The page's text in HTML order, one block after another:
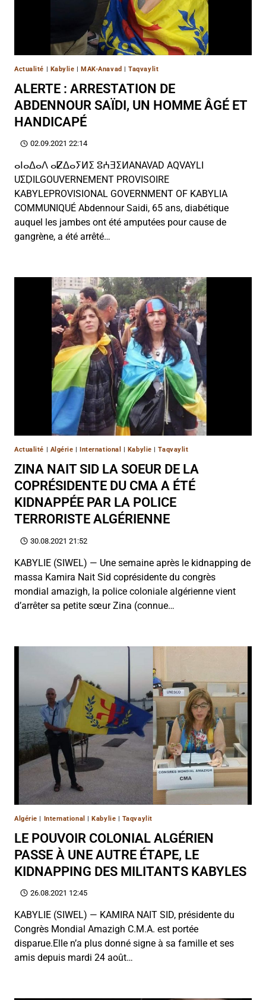
Actualité | Kabylie |MAK-Anavad |Taqvaylit
ALERTE : ARRESTATION DE
ABDENNOUR SAÏDI, UN HOMME ÂGÉ ET
HANDICAPÉ
02.09.2021 22:14
ⴰⵏⴰⵠⴰⴷ ⴰⵇⵠⴰⵢⵍⵉ ⵓⵄⴺⵉⵍANAVAD AQVAYLI
UΣḌILGOUVERNEMENT PROVISOIRE
KABYLEPROVISIONAL GOVERNMENT OF KABYLIA
COMMUNIQUÉ Abdennour Saidi, 65 ans, diabétique
auquel les jambes ont été amputées pour cause de
gangrène, a été arrêté…
Actualité Algérie International Kabylie |Taqvaylit
ZINA NAIT SID LA SOEUR DE LA
COPRÉSIDENTE DU CMA A ÉTÉ
KIDNAPPÉE PAR LA POLICE
TERRORISTE ALGÉRIENNE
30.08.2021 21:52
KABYLIE (SIWEL) — Une semaine après le kidnapping de
massa Kamira Nait Sid coprésidente du congrès
mondial amazigh, la police coloniale algérienne vient
d’arrêter sa petite sœur Zina (connue…
Algérie | International |Kabylie | Taqvaylit
LE POUVOIR COLONIAL ALGÉRIEN
PASSE À UNE AUTRE ÉTAPE, LE
KIDNAPPING DES MILITANTS KABYLES
26.08.2021 12:45
KABYLIE (SIWEL) — KAMIRA NAIT SID, présidente du
Congrès Mondial Amazigh C.M.A. est portée
disparue.Elle n’a plus donné signe à sa famille et ses
amis depuis mardi 24 août…